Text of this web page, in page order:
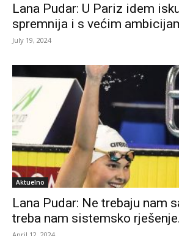
Lana Pudar: U Pariz idem
spremnija i s većim
July 19, 2024
Aktuelno
Lana Pudar: Ne trebaju nam
treba nam sistemsko